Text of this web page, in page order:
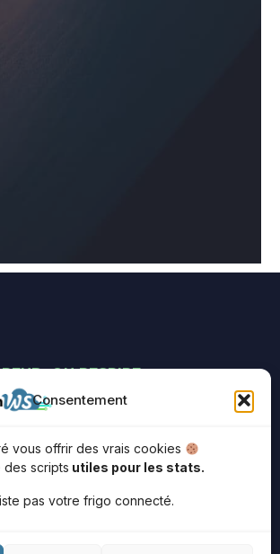
Consentement
vous offrir des vrais cookies
des scripts utiles pour les stats.
pas votre frigo connecté.
ON RESPIRE